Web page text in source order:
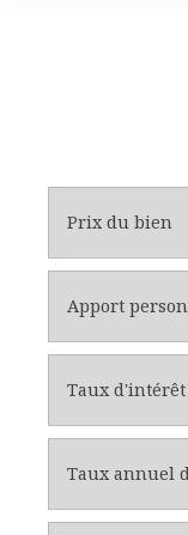
Prix du bien
Apport
Taux
Taux annuel